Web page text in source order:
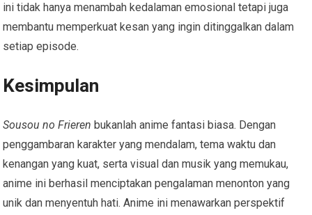
ini tidak hanya menambah kedalaman emosional tetapi juga
membantu memperkuat kesan yang ingin ditinggalkan dalam
setiap episode.
Kesimpulan
Sousou no Frieren bukanlah anime fantasi biasa. Dengan
penggambaran karakter yang mendalam, tema waktu dan
kenangan yang kuat, serta visual dan musik yang memukau,
anime ini berhasil menciptakan pengalaman menonton yang
unik dan menyentuh hati. Anime ini menawarkan perspektif